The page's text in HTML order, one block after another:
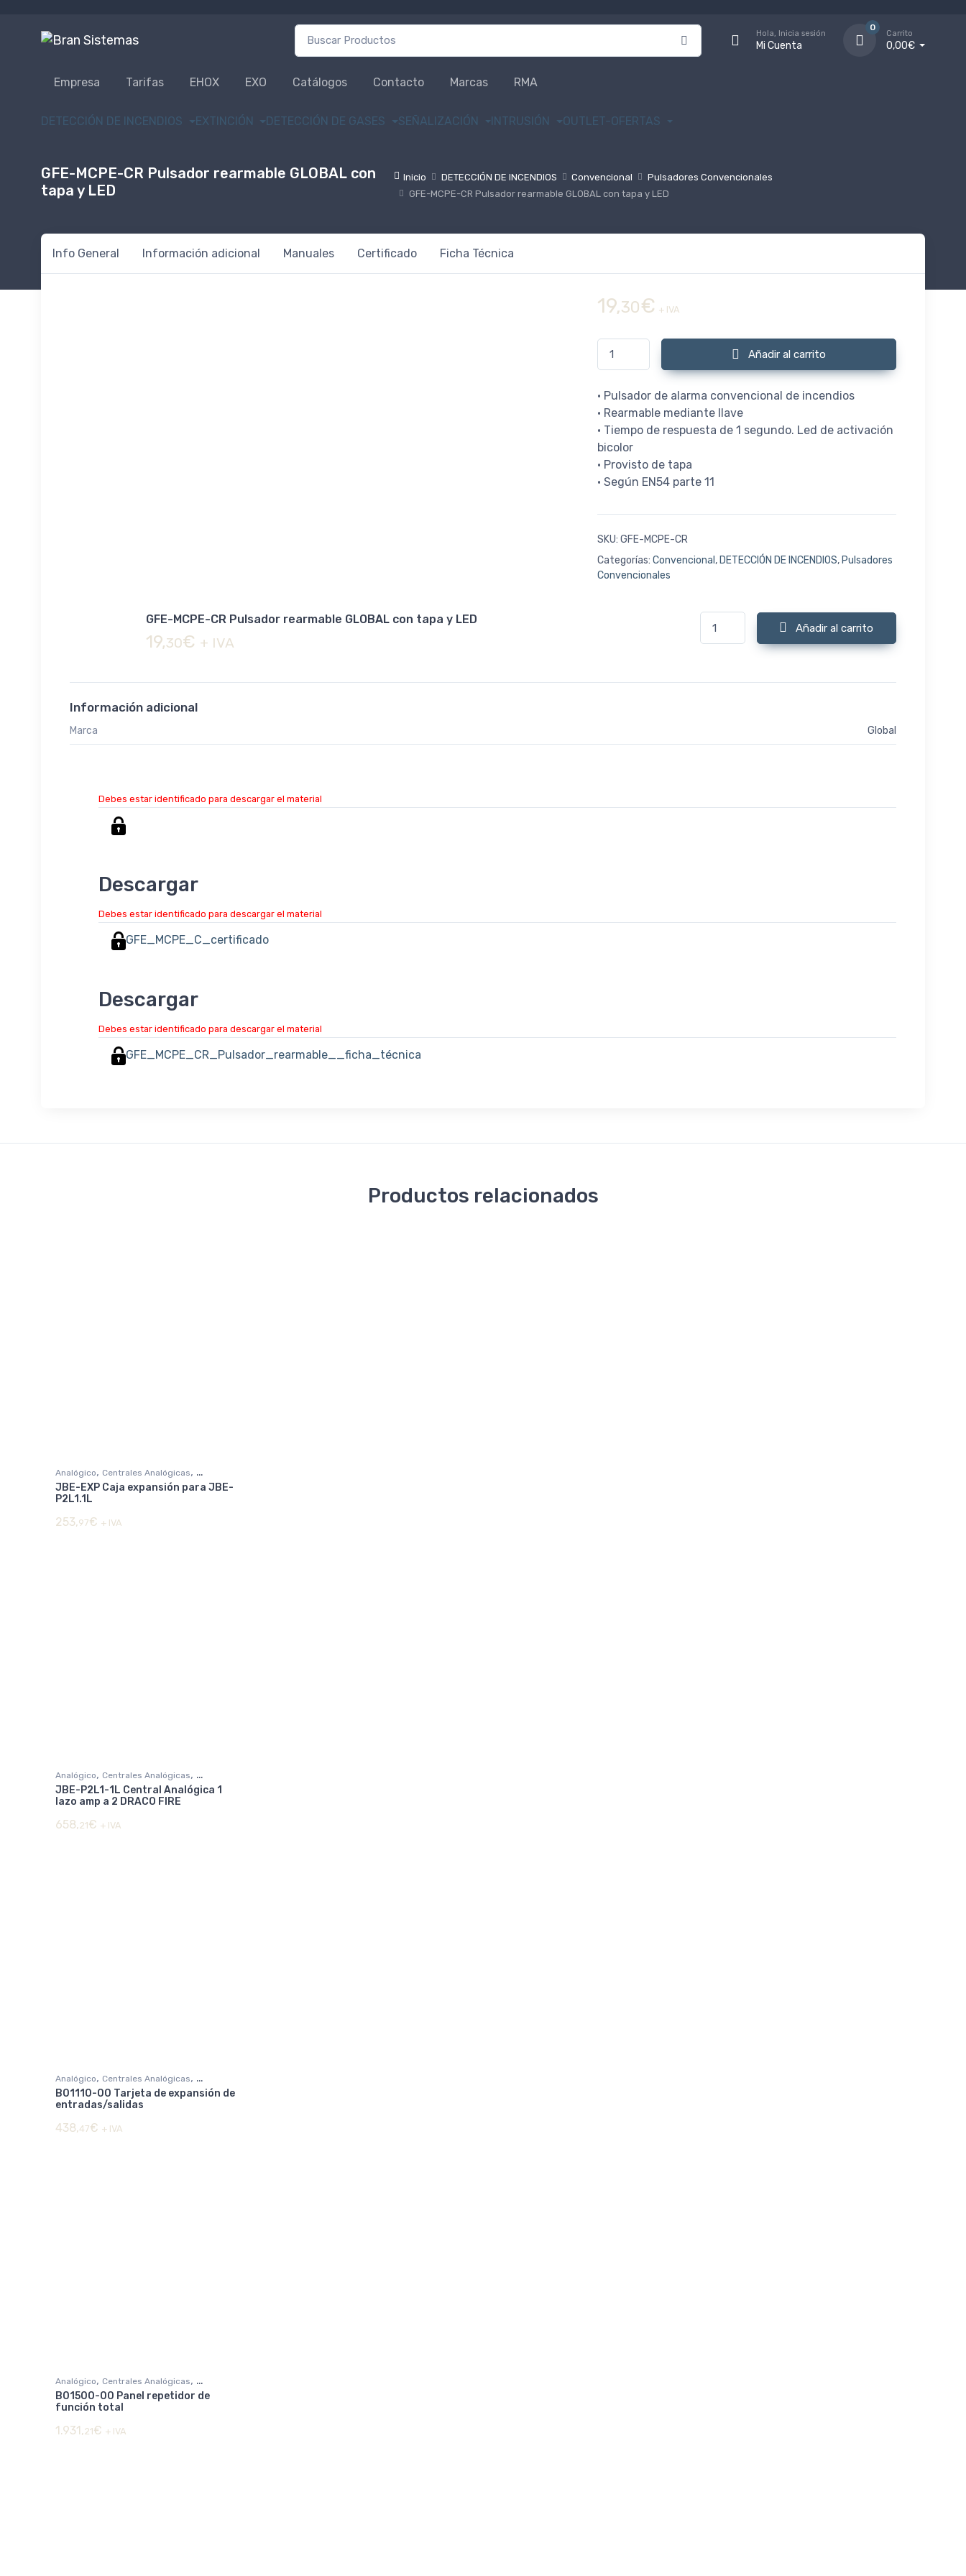
Buscar por: Hola, Inicia sesión
Mi Cuenta
0
Carrito
0,00€
Empresa Tarifas EHOX EXO Catálogos Contacto Marcas RMA
DETECCIÓN DE INCENDIOS EXTINCIÓN DETECCIÓN DE GASES SEÑALIZACIÓN INTRUSIÓN OUTLET-OFERTAS
Inicio DETECCIÓN DE INCENDIOS Convencional
Pulsadores Convencionales
GFE-MCPE-CR Pulsador rearmable GLOBAL con tapa y LED
GFE-MCPE-CR Pulsador rearmable GLOBAL con
tapa y LED
Info General Información adicional Manuales Certificado Ficha Técnica
19,30€ + IVA
GFE-MCPE-CR Pulsador rearmable GLOBAL con tapa y LED cantidad
Añadir al carrito
• Pulsador de alarma convencional de incendios
• Rearmable mediante llave
• Tiempo de respuesta de 1 segundo. Led de activación
bicolor
• Provisto de tapa
• Según EN54 parte 11
SKU: GFE-MCPE-CR
Categorías: Convencional , DETECCIÓN DE INCENDIOS, Pulsadores
Convencionales
GFE-MCPE-CR Pulsador rearmable GLOBAL con tapa y LED
19,30€ + IVA
GFE-MCPE-CR Pulsador rearmable GLOBAL con tapa y
Añadir al carrito
Información adicional
Marca Global
Debes estar identificado para descargar el material
Descargar
Debes estar identificado para descargar el material
GFE_MCPE_C_certificado
Descargar
Debes estar identificado para descargar el material
GFE_MCPE_CR_Pulsador_rearmable__ficha_técnica
Productos relacionados
Analógico, Centrales Analógicas,
DETECCIÓN DE INCENDIOS
JBE-EXP Caja expansión para JBE-
P2L1.1L
253,97€ + IVA
Analógico, Centrales Analógicas,
DETECCIÓN DE INCENDIOS
JBE-P2L1-1L Central Analógica 1
lazo amp a 2 DRACO FIRE
658,21€ + IVA
Analógico, Centrales Analógicas,
DETECCIÓN DE INCENDIOS
B01110-00 Tarjeta de expansión de
entradas/salidas
438,47€ + IVA
Analógico, Centrales Analógicas,
DETECCIÓN DE INCENDIOS
B01500-00 Panel repetidor de
función total
1.931,21€ + IVA